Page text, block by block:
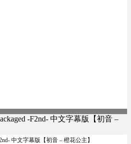
中文字幕版【初音 – 橙花公主】